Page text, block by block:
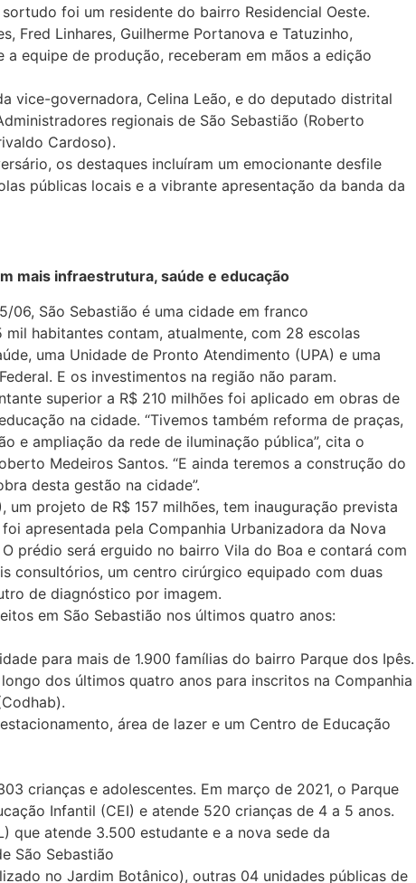
foi um residente do bairro Residencial Oeste.
Fred Linhares, Guilherme Portanova e Tatuzinho,
equipe de produção, receberam em mãos a edição
vice-governadora, Celina Leão, e do deputado distrital
regionais de São Sebastião (Roberto
Cardoso).
os destaques incluíram um emocionante desfile
públicas locais e a vibrante apresentação da banda da
mais infraestrutura, saúde e educação
06, São Sebastião é uma cidade em franco
mil habitantes contam, atualmente, com 28 escolas
uma Unidade de Pronto Atendimento (UPA) e uma
E os investimentos na região não param.
superior a R$ 210 milhões foi aplicado em obras de
na cidade. “Tivemos também reforma de praças,
e ampliação da rede de iluminação pública”, cita o
Medeiros Santos. “E ainda teremos a construção do
desta gestão na cidade”.
um projeto de R$ 157 milhões, tem inauguração prevista
apresentada pela Companhia Urbanizadora da Nova
prédio será erguido no bairro Vila do Boa e contará com
consultórios, um centro cirúrgico equipado com duas
de diagnóstico por imagem.
em São Sebastião nos últimos quatro anos:
para mais de 1.900 famílias do bairro Parque dos Ipês.
dos últimos quatro anos para inscritos na Companhia
área de lazer e um Centro de Educação
crianças e adolescentes. Em março de 2021, o Parque
Infantil (CEI) e atende 520 crianças de 4 a 5 anos.
que atende 3.500 estudante e a nova sede da
São Sebastião
no Jardim Botânico), outras 04 unidades públicas de